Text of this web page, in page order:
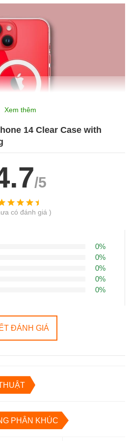
ố vàng, chống xước toàn diện, bền bỉ
năm tháng
chống xước cả mặt trong và ngoài,
diện. Vật liệu tạo thành kết hợp lớp
mà vẫn có thể sạc pin
quả
căn chỉnh hoàn hảo, phù hợp đến
cần bỏ ốp, sạc nhanh hơn mọi lúc,
Xem thêm
14 Clear Case with
/5
có đánh giá )
0%
0%
0%
0%
0%
ĐÁNH GIÁ
PHÂN KHÚC